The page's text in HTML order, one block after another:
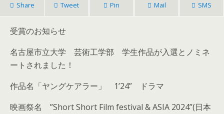
Share Tweet Pin Mail SMS
受賞のお知らせ
名古屋市立大学 芸術工学部 学生作品が入選とノミネ
ートされました！
作品名「ヤングケアラー」 1’24” ドラマ
映画祭名 ”Short Short Film festival & ASIA 2024”(日本